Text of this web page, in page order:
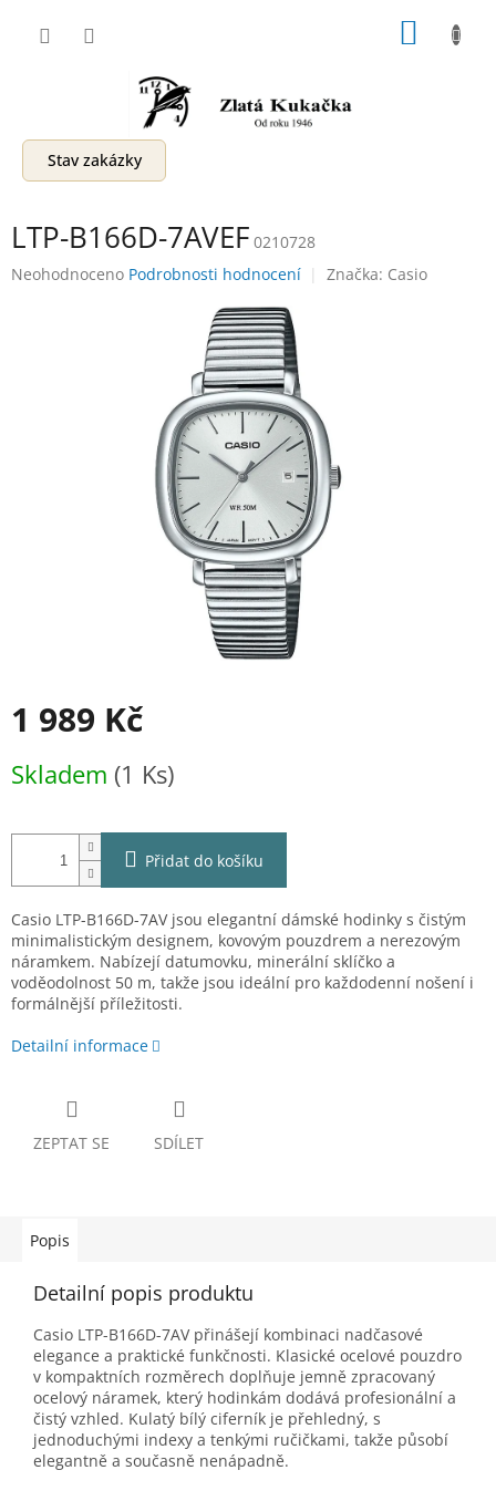
Stav zakázky
LTP-B166D-7AVEF 0210728
Průměrné
Neohodnoceno Podrobnosti hodnocení Značka: Casio
1 989 Kč
cena:
Skladem (1 Ks)
Přidat do košíku
Casio LTP-B166D-7AV jsou elegantní dámské hodinky s čistým
minimalistickým designem, kovovým pouzdrem a nerezovým
náramkem. Nabízejí datumovku, minerální sklíčko a
voděodolnost 50 m, takže jsou ideální pro každodenní nošení i
formálnější příležitosti.
Detailní informace
ZEPTAT SE SDÍLET
Popis
Detailní popis produktu
Casio LTP-B166D-7AV přinášejí kombinaci nadčasové
elegance a praktické funkčnosti. Klasické ocelové pouzdro
v kompaktních rozměrech doplňuje jemně zpracovaný
ocelový náramek, který hodinkám dodává profesionální a
čistý vzhled. Kulatý bílý ciferník je přehledný, s
jednoduchými indexy a tenkými ručičkami, takže působí
elegantně a současně nenápadně.